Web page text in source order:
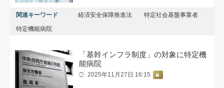
関連キーワード 経済安全保障推進法
特定社会基盤事業者
特定機能病院
「基幹インフラ制度」の対象に特定機
能病院
2025年11月27日 16:15